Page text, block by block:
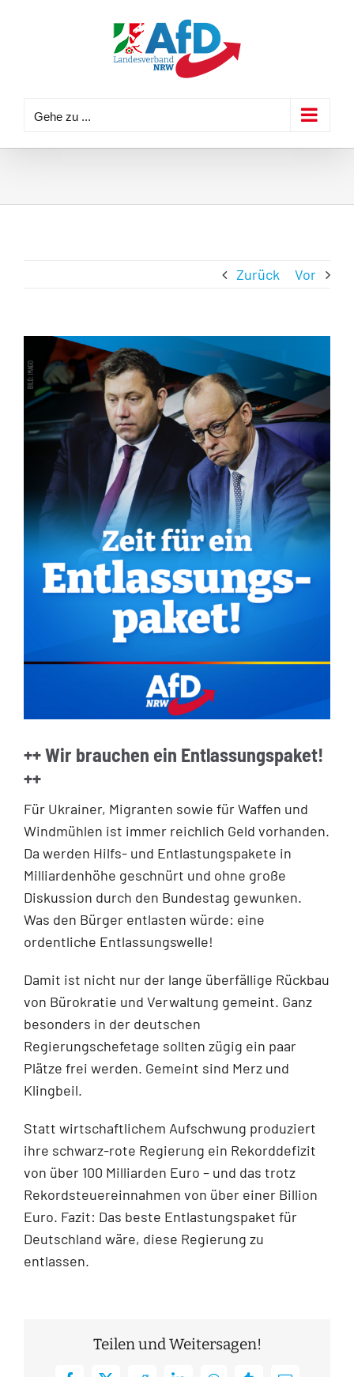
Gehe zu ...
Zurück Vor
++ Wir brauchen ein Entlassungspaket!
++
Für Ukrainer, Migranten sowie für Waffen und
Windmühlen ist immer reichlich Geld vorhanden.
Da werden Hilfs- und Entlastungspakete in
Milliardenhöhe geschnürt und ohne große
Diskussion durch den Bundestag gewunken.
Was den Bürger entlasten würde: eine
ordentliche Entlassungswelle!
Damit ist nicht nur der lange überfällige Rückbau
von Bürokratie und Verwaltung gemeint. Ganz
besonders in der deutschen
Regierungschefetage sollten zügig ein paar
Plätze frei werden. Gemeint sind Merz und
Klingbeil.
Statt wirtschaftlichem Aufschwung produziert
ihre schwarz-rote Regierung ein Rekorddefizit
von über 100 Milliarden Euro – und das trotz
Rekordsteuereinnahmen von über einer Billion
Euro. Fazit: Das beste Entlastungspaket für
Deutschland wäre, diese Regierung zu
entlassen.
Teilen und Weitersagen!